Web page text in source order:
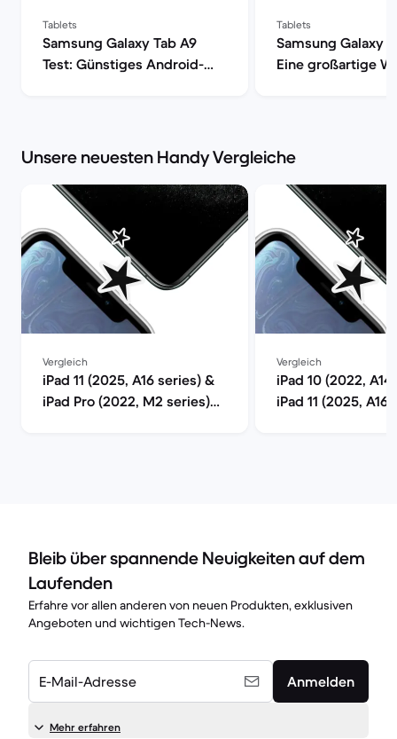
Tablets
Samsung Galaxy Tab A9
Test: Günstiges Android-
Tablets
Samsung Galaxy
Eine großartige
Unsere neuesten Handy Vergleiche
Vergleich
iPad 11 (2025, A16 series) &
iPad Pro (2022, M2 series)
Vergleich
iPad 10 (2022,
iPad 11 (2025,
Bleib über spannende Neuigkeiten auf dem
Laufenden
Erfahre vor allen anderen von neuen Produkten, exklusiven
Angeboten und wichtigen Tech-News.
E-Mail-Adresse Anmelden
Mehr erfahren